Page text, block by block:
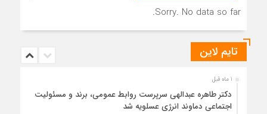
Sorry. No data so far.
تایم لاین
1 ماه قبل
دکتر طاهره عبدالهی سرپرست روابط عمومی، برند و مسئولیت
اجتماعی دماوند انرژی عسلویه شد